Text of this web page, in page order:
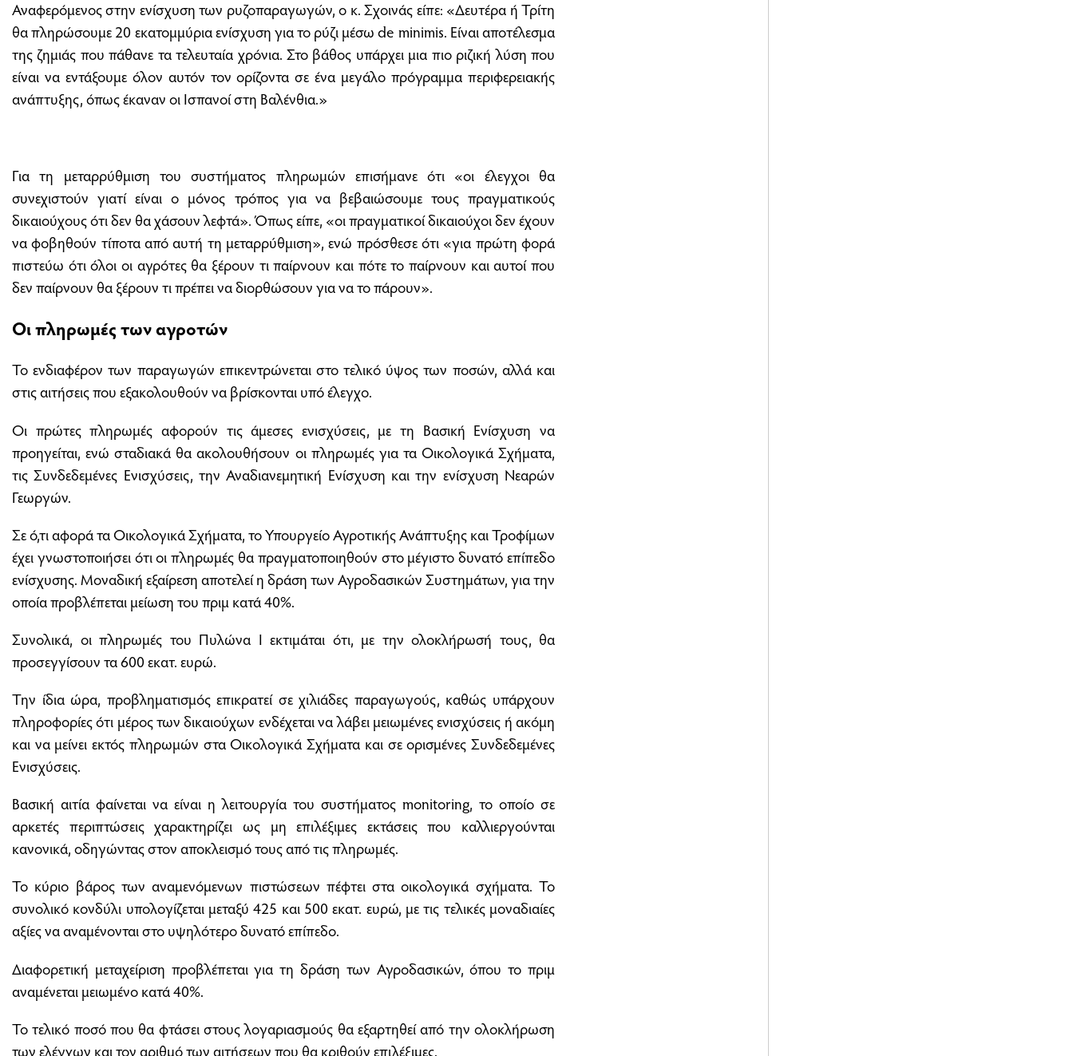
Αναφερόμενος στην ενίσχυση των ρυζοπαραγωγών, ο κ. Σχοινάς είπε: «Δευτέρα ή Τρίτη
θα πληρώσουμε 20 εκατομμύρια ενίσχυση για το ρύζι μέσω de minimis. Είναι αποτέλεσμα
της ζημιάς που πάθανε τα τελευταία χρόνια. Στο βάθος υπάρχει μια πιο ριζική λύση που
είναι να εντάξουμε όλον αυτόν τον ορίζοντα σε ένα μεγάλο πρόγραμμα περιφερειακής
ανάπτυξης, όπως έκαναν οι Ισπανοί στη Βαλένθια.»
Για τη μεταρρύθμιση του συστήματος πληρωμών επισήμανε ότι «οι έλεγχοι θα
συνεχιστούν γιατί είναι ο μόνος τρόπος για να βεβαιώσουμε τους πραγματικούς
δικαιούχους ότι δεν θα χάσουν λεφτά». Όπως είπε, «οι πραγματικοί δικαιούχοι δεν έχουν
να φοβηθούν τίποτα από αυτή τη μεταρρύθμιση», ενώ πρόσθεσε ότι «για πρώτη φορά
πιστεύω ότι όλοι οι αγρότες θα ξέρουν τι παίρνουν και πότε το παίρνουν και αυτοί που
δεν παίρνουν θα ξέρουν τι πρέπει να διορθώσουν για να το πάρουν».
Οι πληρωμές των αγροτών
Το ενδιαφέρον των παραγωγών επικεντρώνεται στο τελικό ύψος των ποσών, αλλά και
στις αιτήσεις που εξακολουθούν να βρίσκονται υπό έλεγχο.
Οι πρώτες πληρωμές αφορούν τις άμεσες ενισχύσεις, με τη Βασική Ενίσχυση να
προηγείται, ενώ σταδιακά θα ακολουθήσουν οι πληρωμές για τα Οικολογικά Σχήματα,
τις Συνδεδεμένες Ενισχύσεις, την Αναδιανεμητική Ενίσχυση και την ενίσχυση Νεαρών
Γεωργών.
Σε ό,τι αφορά τα Οικολογικά Σχήματα, το Υπουργείο Αγροτικής Ανάπτυξης και Τροφίμων
έχει γνωστοποιήσει ότι οι πληρωμές θα πραγματοποιηθούν στο μέγιστο δυνατό επίπεδο
ενίσχυσης. Μοναδική εξαίρεση αποτελεί η δράση των Αγροδασικών Συστημάτων, για την
οποία προβλέπεται μείωση του πριμ κατά 40%.
Συνολικά, οι πληρωμές του Πυλώνα Ι εκτιμάται ότι, με την ολοκλήρωσή τους, θα
προσεγγίσουν τα 600 εκατ. ευρώ.
Την ίδια ώρα, προβληματισμός επικρατεί σε χιλιάδες παραγωγούς, καθώς υπάρχουν
πληροφορίες ότι μέρος των δικαιούχων ενδέχεται να λάβει μειωμένες ενισχύσεις ή ακόμη
και να μείνει εκτός πληρωμών στα Οικολογικά Σχήματα και σε ορισμένες Συνδεδεμένες
Ενισχύσεις.
Βασική αιτία φαίνεται να είναι η λειτουργία του συστήματος monitoring, το οποίο σε
αρκετές περιπτώσεις χαρακτηρίζει ως μη επιλέξιμες εκτάσεις που καλλιεργούνται
κανονικά, οδηγώντας στον αποκλεισμό τους από τις πληρωμές.
Το κύριο βάρος των αναμενόμενων πιστώσεων πέφτει στα οικολογικά σχήματα. Το
συνολικό κονδύλι υπολογίζεται μεταξύ 425 και 500 εκατ. ευρώ, με τις τελικές μοναδιαίες
αξίες να αναμένονται στο υψηλότερο δυνατό επίπεδο.
Διαφορετική μεταχείριση προβλέπεται για τη δράση των Αγροδασικών, όπου το πριμ
αναμένεται μειωμένο κατά 40%.
Το τελικό ποσό που θα φτάσει στους λογαριασμούς θα εξαρτηθεί από την ολοκλήρωση
των ελέγχων και τον αριθμό των αιτήσεων που θα κριθούν επιλέξιμες.